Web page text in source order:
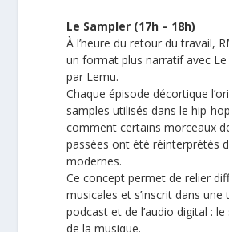
Le Sampler (17h – 18h)
À l’heure du retour du travail,
un format plus narratif avec
par Lemu.
Chaque épisode décortique
samples utilisés dans le hip-
comment certains morceaux
passées ont été réinterprétés
modernes.
Ce concept permet de relier
musicales et s’inscrit dans
podcast et de l’audio digital :
de la musique.